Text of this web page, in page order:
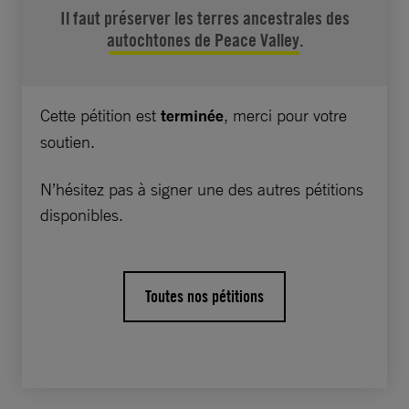
peuples autochtones, le Canada piétine les
engagements qu’il a pris il y a un siècle.
Britannique ont déjà perdu une grande partie
de leurs terres avec l’expansion d’activités
liées à l’extraction du pétrole et du gaz. Si le
méga-barrage hydroélectrique – le site C –
dans la vallée de Peace River est construit,
cérémonies et transmettre à leurs enfants leur
Il faut préserver les terres ancestrales des
autochtones de Peace Valley.
Cette pétition est terminée, merci pour votre
soutien.
N’hésitez pas à signer une des autres pétitions
disponibles.
Toutes nos pétitions